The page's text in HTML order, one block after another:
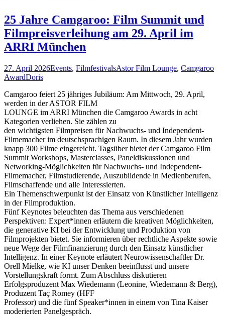
25 Jahre Camgaroo: Film Summit und
Filmpreisverleihung am 29. April im
ARRI München
27. April 2026Events, FilmfestivalsAstor Film Lounge, Camgaroo
AwardDoris
Camgaroo feiert 25 jähriges Jubiläum: Am Mittwoch, 29. April,
werden in der ASTOR FILM
LOUNGE im ARRI München die Camgaroo Awards in acht
Kategorien verliehen. Sie zählen zu
den wichtigsten Filmpreisen für Nachwuchs- und Independent-
Filmemacher im deutschsprachigen Raum. In diesem Jahr wurden
knapp 300 Filme eingereicht. Tagsüber bietet der Camgaroo Film
Summit Workshops, Masterclasses, Paneldiskussionen und
Networking-Möglichkeiten für Nachwuchs- und Independent-
Filmemacher, Filmstudierende, Auszubildende in Medienberufen,
Filmschaffende und alle Interessierten.
Ein Themenschwerpunkt ist der Einsatz von Künstlicher Intelligenz
in der Filmproduktion.
Fünf Keynotes beleuchten das Thema aus verschiedenen
Perspektiven: Expert*innen erläutern die kreativen Möglichkeiten,
die generative KI bei der Entwicklung und Produktion von
Filmprojekten bietet. Sie informieren über rechtliche Aspekte sowie
neue Wege der Filmfinanzierung durch den Einsatz künstlicher
Intelligenz. In einer Keynote erläutert Neurowissenschaftler Dr.
Orell Mielke, wie KI unser Denken beeinflusst und unsere
Vorstellungskraft formt. Zum Abschluss diskutieren
Erfolgsproduzent Max Wiedemann (Leonine, Wiedemann & Berg),
Produzent Taç Romey (HFF
Professor) und die fünf Speaker*innen in einem von Tina Kaiser
moderierten Panelgespräch.